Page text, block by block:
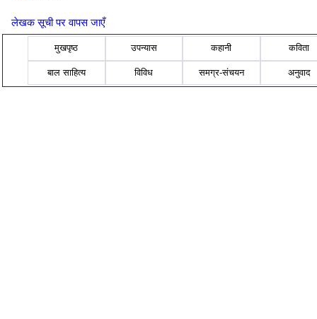
लेखक सूची पर वापस जाएँ
मुखपृष्ठ उपन्यास कहानी कविता
बाल साहित्य विविध समग्र-संचयन अनुवाद